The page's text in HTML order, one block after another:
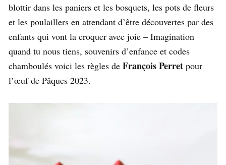
blottir dans les paniers et les bosquets, les pots de fleurs
et les poulaillers en attendant d’être découvertes par des
enfants qui vont la croquer avec joie – Imagination
quand tu nous tiens, souvenirs d’enfance et codes
chamboulés voici les règles de François Perret pour
l’œuf de Pâques 2023.